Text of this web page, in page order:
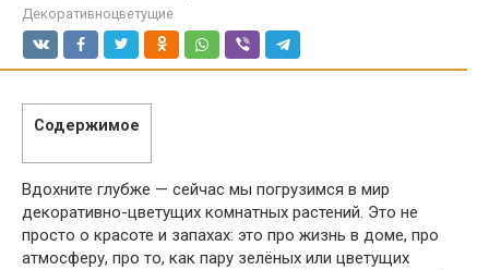
Декоративноцветущие
Содержимое
Вдохните глубже — сейчас мы погрузимся в мир
декоративно-цветущих комнатных растений. Это не
просто о красоте и запахах: это про жизнь в доме, про
атмосферу, про то, как пару зелёных или цветущих